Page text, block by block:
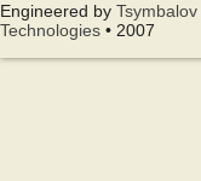
Engineered by Tsymbalov
Technologies • 2007